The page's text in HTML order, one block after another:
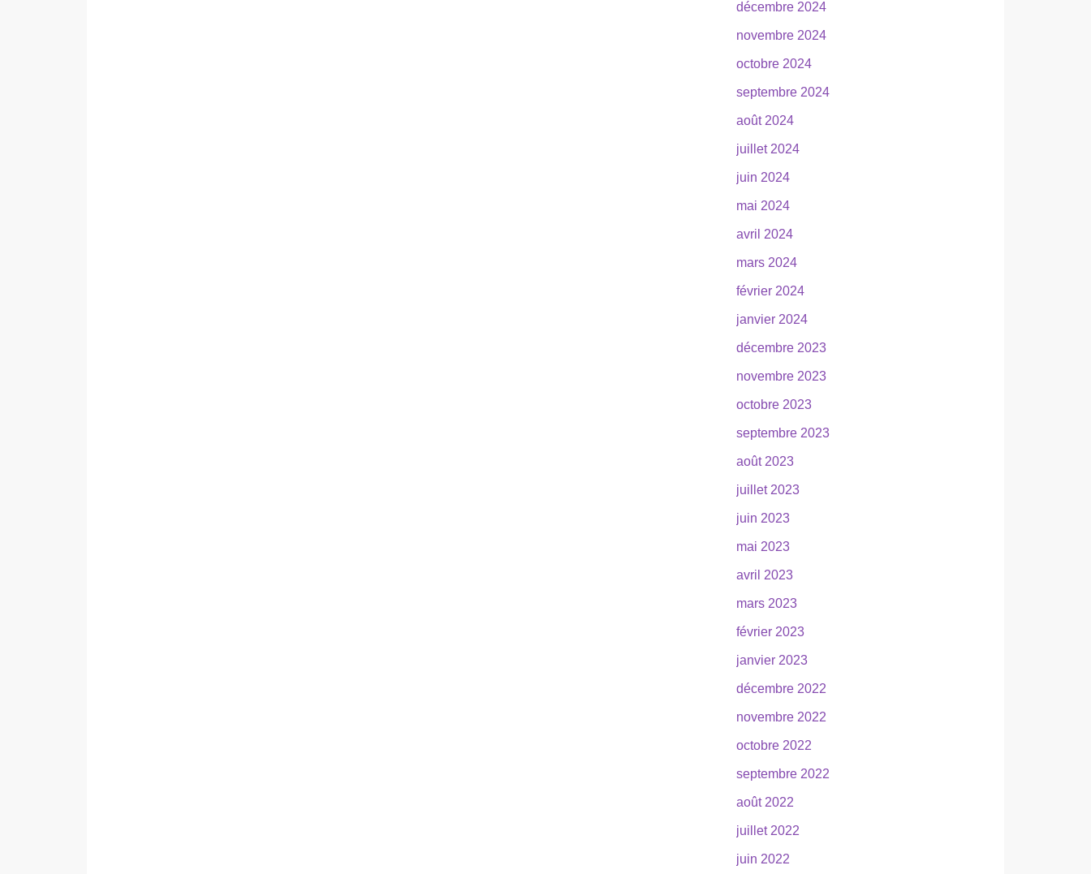
décembre 2024
novembre 2024
octobre 2024
septembre 2024
août 2024
juillet 2024
juin 2024
mai 2024
avril 2024
mars 2024
février 2024
janvier 2024
décembre 2023
novembre 2023
octobre 2023
septembre 2023
août 2023
juillet 2023
juin 2023
mai 2023
avril 2023
mars 2023
février 2023
janvier 2023
décembre 2022
novembre 2022
octobre 2022
septembre 2022
août 2022
juillet 2022
juin 2022